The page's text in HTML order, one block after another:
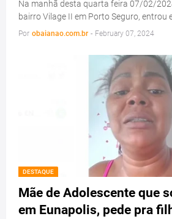
Na manhã desta quarta feira 07/02/
bairro Vilage II em Porto Seguro, entrou
Por obaianao.com.br - February 07, 2024
DESTAQUE
Mãe de Adolescente que
em Eunapolis, pede pra